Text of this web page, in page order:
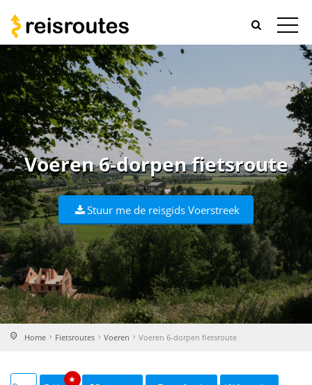
Voeren 6-dorpen fietsroute
Stuur me de reisgids Voerstreek
Home Fietsroutes Voeren Voeren 6-dorpen fietsroute
★